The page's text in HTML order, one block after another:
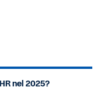
nel 2025?